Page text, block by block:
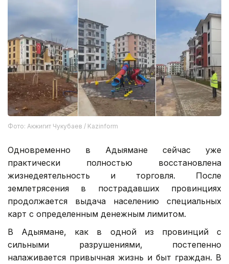
Фото: Акжигит Чукубаев / Kazinform
Одновременно в Адыямане сейчас уже
практически полностью восстановлена
жизнедеятельность и торговля. После
землетрясения в пострадавших провинциях
продолжается выдача населению специальных
карт с определенным денежным лимитом.
В Адыямане, как в одной из провинций с
сильными разрушениями, постепенно
налаживается привычная жизнь и быт граждан. В